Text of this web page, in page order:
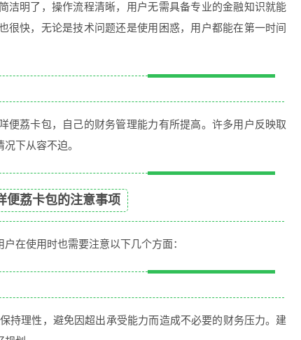
洁明了，操作流程清晰，用户无需具备专业的金融知识就能
很快，无论是技术问题还是使用困惑，用户都能在第一时间
便荔卡包，自己的财务管理能力有所提高。许多用户反映取
下从容不迫。
便荔卡包的注意事项
在使用时也需要注意以下几个方面：
持理性，避免因超出承受能力而造成不必要的财务压力。建